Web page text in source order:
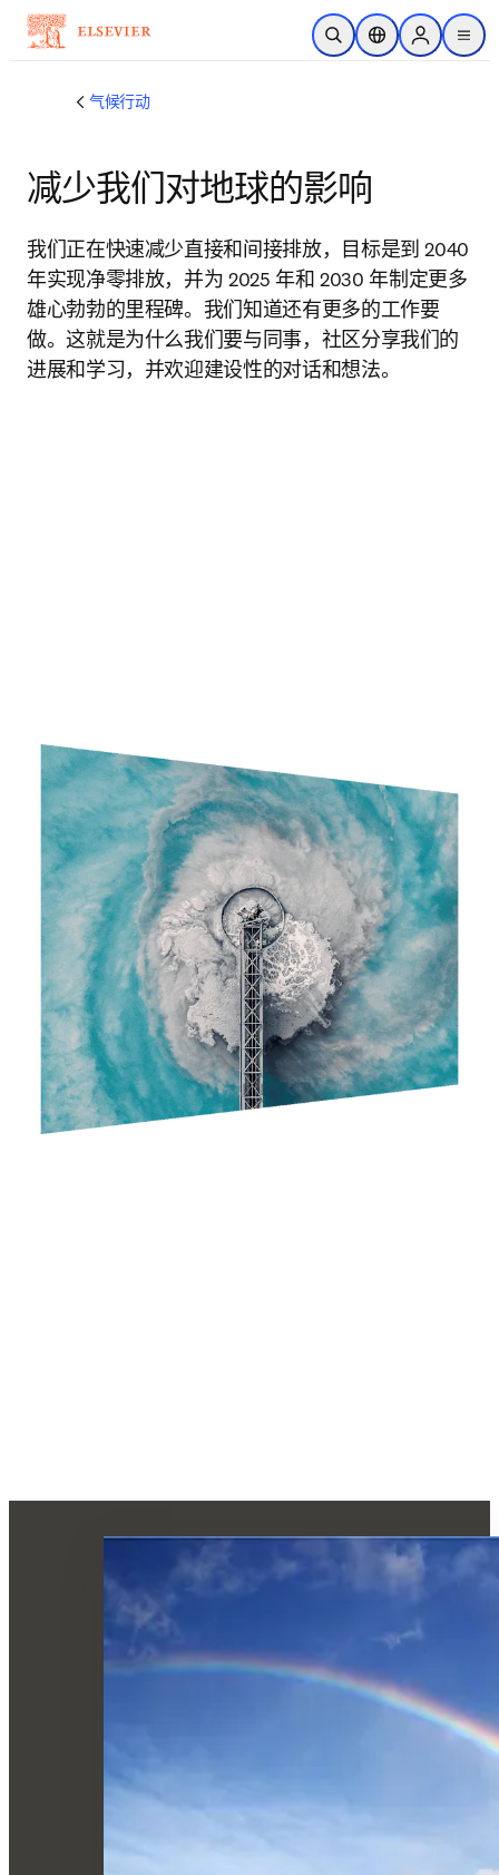
跳转到主内容
开放搜索位置选择器Sign in to
menu
气候行动
减少我们对地球的影响
我们正在快速减少直接和间接排放，目标是到 2040
年实现净零排放，并为 2025 年和 2030 年制定更多
雄心勃勃的里程碑。我们知道还有更多的工作要
做。这就是为什么我们要与同事，社区分享我们的
进展和学习，并欢迎建设性的对话和想法。